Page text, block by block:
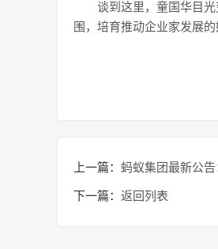
谈到这里，童国华目
围，培育推动企业家发展
上一篇： 蚂蚁集团最新公
下一篇： 返回列表